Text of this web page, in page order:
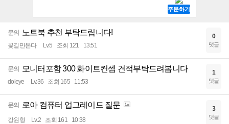
문의 노트북 추천 부탁드립니다!
꽃길만본다 Lv.5 조회 121 13:51
0
댓글
문의 모니터포함 300 화이트컨셉 견적부탁드려봅니다
doleye Lv.36 조회 165 11:53
1
댓글
문의 로아 컴퓨터 업그레이드 질문
강원형 Lv.2 조회 161 10:38
3
댓글